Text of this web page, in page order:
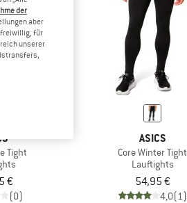
Tight
€
(0)
ASICS
Core Winter Tight
Lauftights
54,95 €
4,0(1)
der
aber
freiwillig, für
unserer